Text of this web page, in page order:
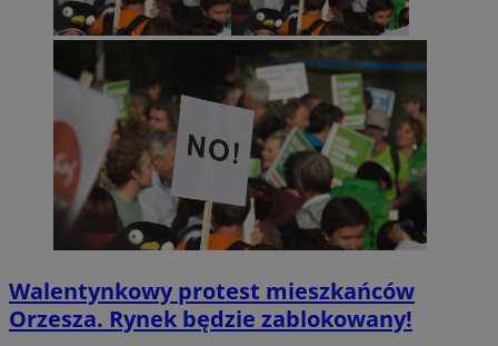
Walentynkowy protest mieszkańców
Orzesza. Rynek będzie zablokowany!